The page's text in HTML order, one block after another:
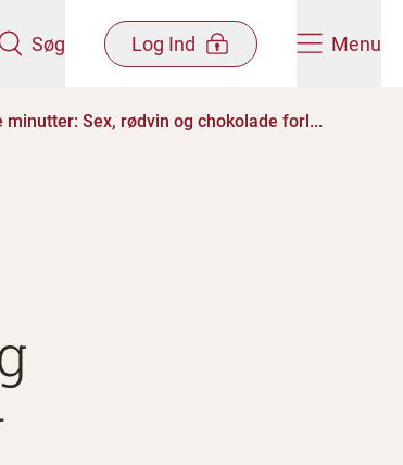
Søg Log Ind Menu
minutter: Sex, rødvin og chokolade forl...